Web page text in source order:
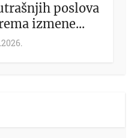
poslova
izmene...